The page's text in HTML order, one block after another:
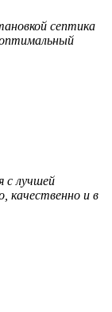
септика
с лучшей
качественно и в